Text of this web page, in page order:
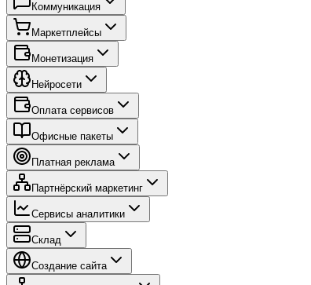
Коммуникация
Маркетплейсы
Монетизация
Нейросети
Оплата сервисов
Офисные пакеты
Платная реклама
Партнёрский маркетинг
Сервисы аналитики
Склад
Создание сайта